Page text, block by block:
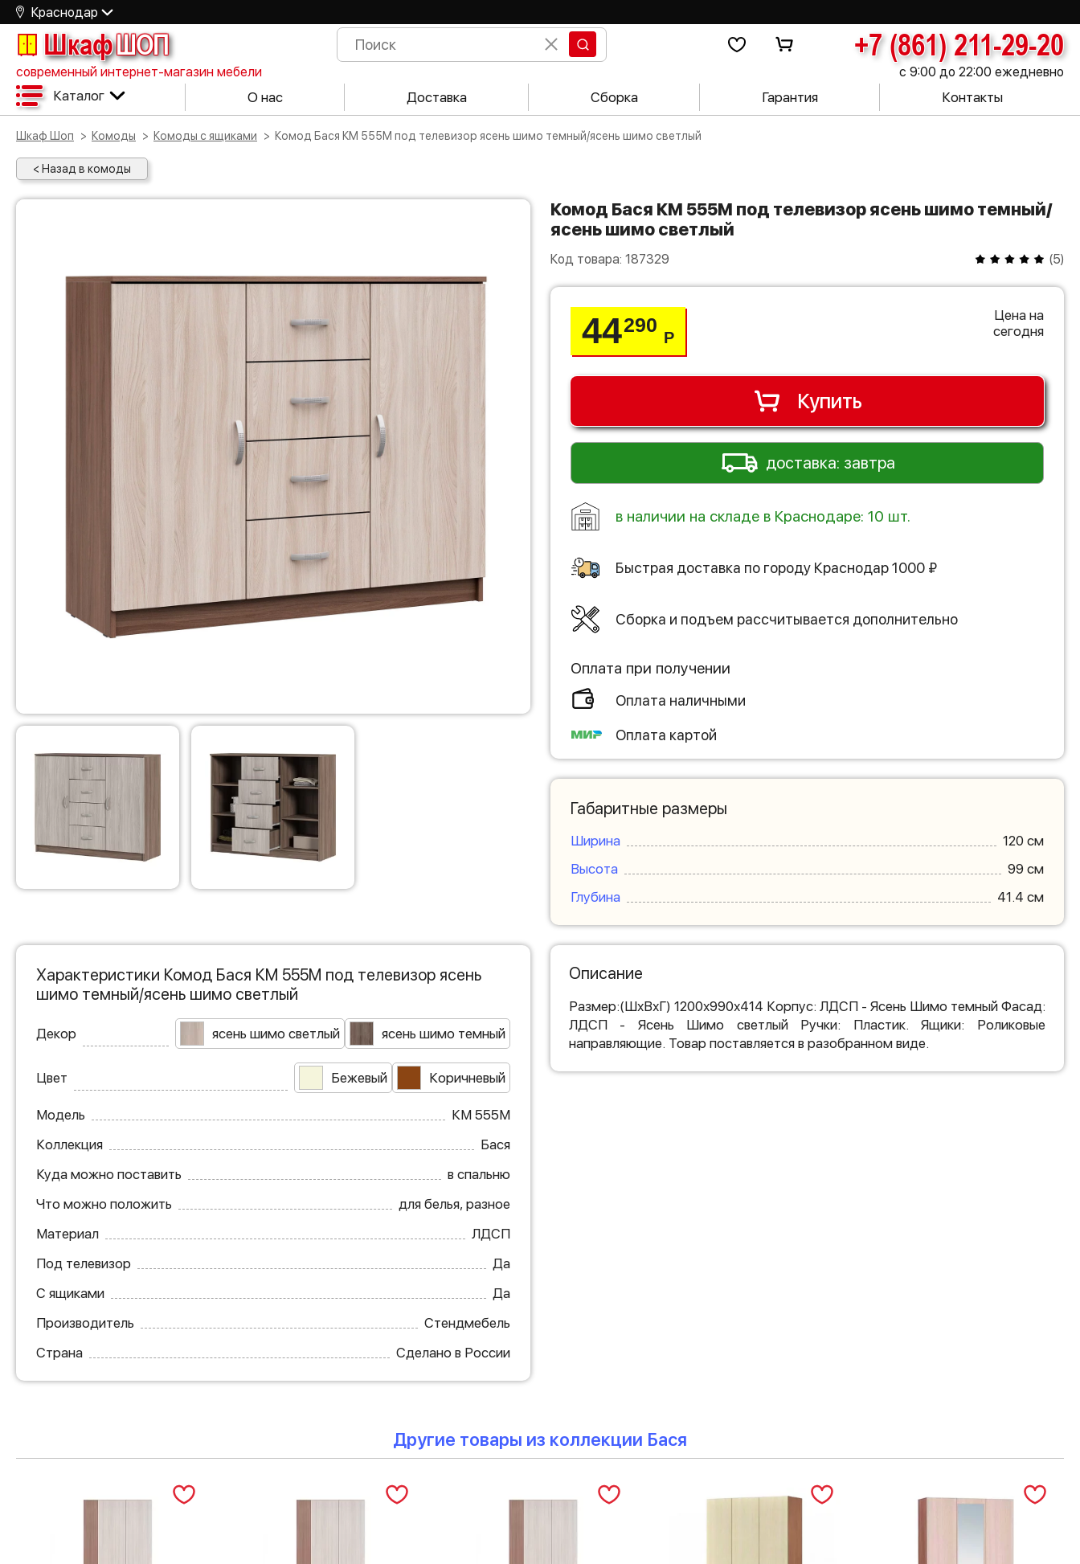
Краснодар
ШкафШОП +7 (861) 211-29-20
современный интернет-магазин мебели с 9:00 до 22:00 ежедневно
Каталог О нас Доставка Сборка Гарантия Контакты
Шкаф Шоп Комоды Комоды с ящиками Комод Бася КМ 555М под телевизор ясень шимо темный/ясень шимо светлый
< Назад в комоды
Комод Бася КМ 555М под телевизор ясень шимо темный/
ясень шимо светлый
Код товара: 187329 (5)
44290
Р
Цена на
сегодня
Купить
доставка: завтра
в наличии на складе в Краснодаре: 10 шт.
Быстрая доставка по городу Краснодар 1000 ₽
Сборка и подъем рассчитывается дополнительно
Оплата при получении
Оплата наличными
Оплата картой
Габаритные размеры
Ширина
120 см
Высота
99 см
Глубина
41.4 см
Характеристики Комод Бася КМ 555М под телевизор ясень
шимо темный/ясень шимо светлый
Декор ясень шимо светлый ясень шимо темный
Цвет Бежевый Коричневый
Модель
КМ 555М
Коллекция
Бася
Куда можно поставить
в спальню
Что можно положить
для белья, разное
Материал
ЛДСП
Под телевизор
Да
С ящиками
Да
Производитель
Стендмебель
Страна
Сделано в России
Описание
Размер:(ШхВхГ) 1200х990х414 Корпус: ЛДСП - Ясень Шимо темный Фасад:
ЛДСП - Ясень Шимо светлый Ручки: Пластик. Ящики: Роликовые
направляющие. Товар поставляется в разобранном виде.
Другие товары из коллекции Бася